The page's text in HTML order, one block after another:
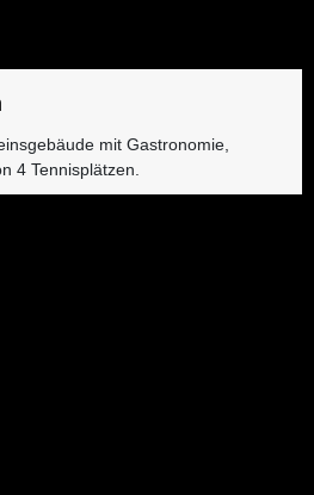
mit Gastronomie,
4 Tennisplätzen​.